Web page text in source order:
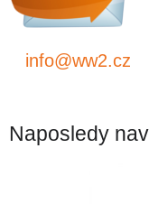
info@ww2.cz
Naposledy